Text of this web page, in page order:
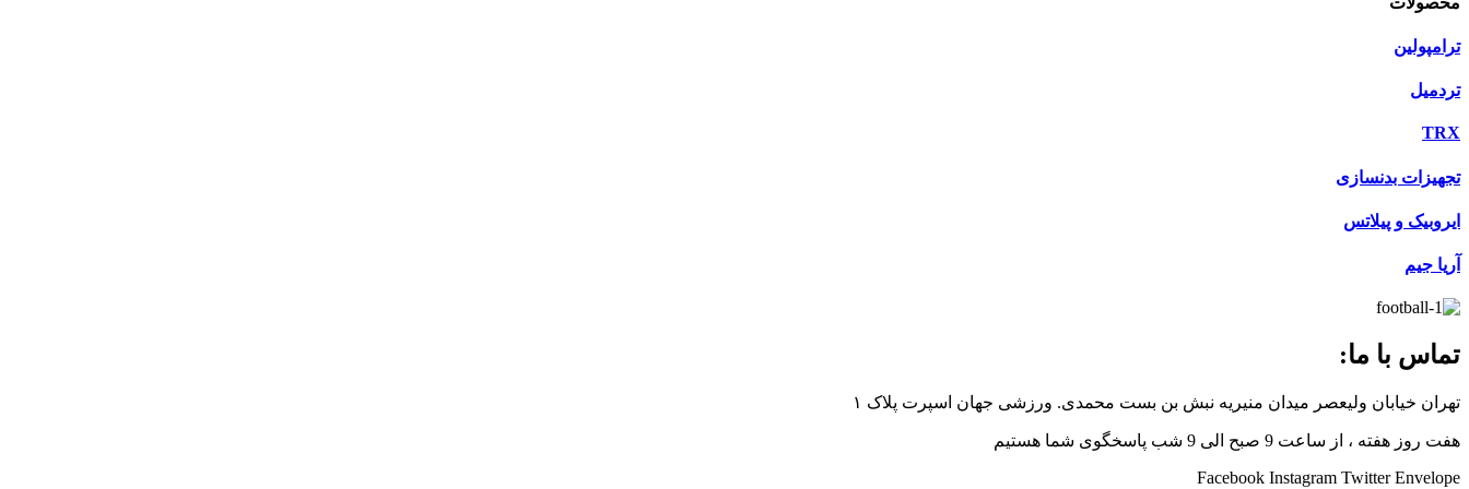
ترامپولین
تردمیل
TRX
تجهیزات بدنسازی
ایروبیک و پیلاتس
آریا جیم
تماس با ما:
تهران خیابان ولیعصر میدان منیریه نبش بن بست محمدی. ورزشی جهان اسپرت پلاک ۱
هفت روز هفته ، از ساعت 9 صبح الی 9 شب پاسخگوی شما هستیم
Facebook Instagram Twitter Envelope